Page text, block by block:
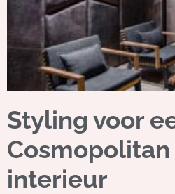
Styling voor
interieur